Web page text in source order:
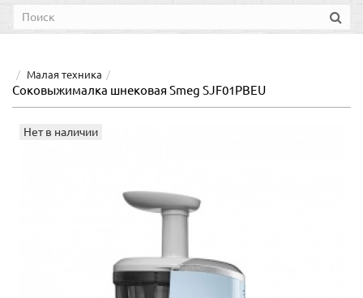
Малая техника
Соковыжималка шнековая Smeg SJF01PBEU
Нет в наличии